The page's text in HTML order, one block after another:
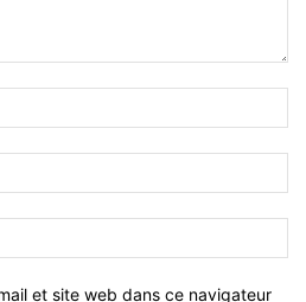
et site web dans ce navigateur